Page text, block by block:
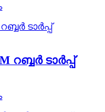
റബ്ബർ ടാർപ്പ്